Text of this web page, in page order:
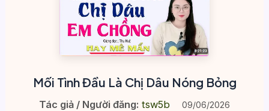
Mối Tình Đầu Là Chị Dâu Nóng Bỏng
Tác giả / Người đăng: tsw5b 09/06/2026